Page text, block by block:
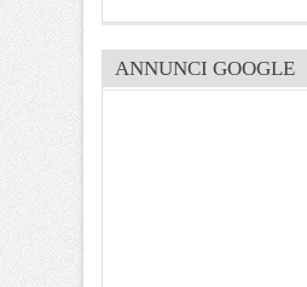
ANNUNCI GOOGLE